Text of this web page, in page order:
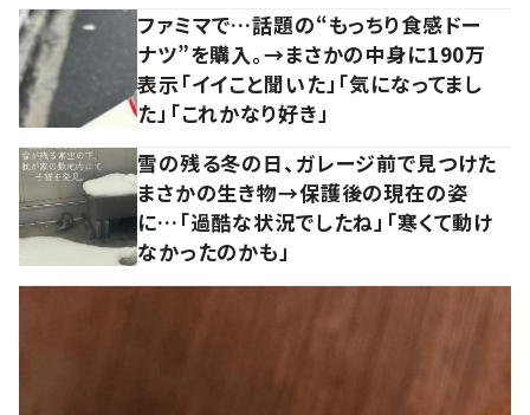
ファミマで…話題の“もっちり食感ドー
ナツ”を購入。→まさかの中身に190万
表示「イイこと聞いた」「気になってまし
た」「これかなり好き」
雪の残る冬の日、ガレージ前で見つけた
まさかの生き物→保護後の現在の姿
に…「過酷な状況でしたね」「寒くて動け
なかったのかも」